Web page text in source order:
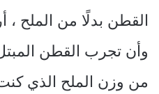
القطن بدلًا من الملح
وأن تجرب القطن
من وزن الملح الذي